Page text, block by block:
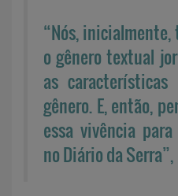
“Nós, inicialmente,
o gênero textual
as
gênero. E, então,
essa vivência
no Diário da Serra”,